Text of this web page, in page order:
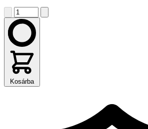
Kosárba